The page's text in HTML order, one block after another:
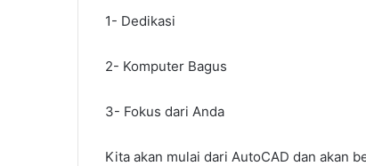
1- Dedikasi
2- Komputer Bagus
3- Fokus dari Anda
Kita akan mulai dari AutoCAD dan akan